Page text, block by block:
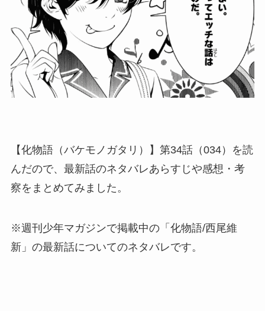
【化物語（バケモノガタリ）】第34話（034）を読
んだので、最新話のネタバレあらすじや感想・考
察をまとめてみました。
※週刊少年マガジンで掲載中の「化物語/西尾維
新」の最新話についてのネタバレです。